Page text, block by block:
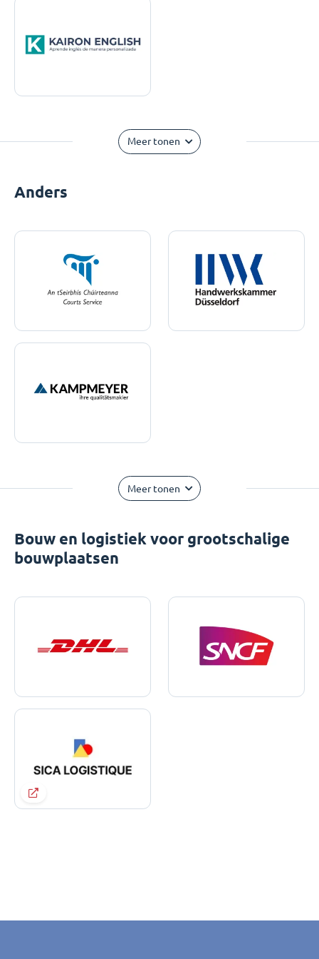
Meer tonen
Anders
Meer tonen
Bouw en logistiek voor grootschalige
bouwplaatsen